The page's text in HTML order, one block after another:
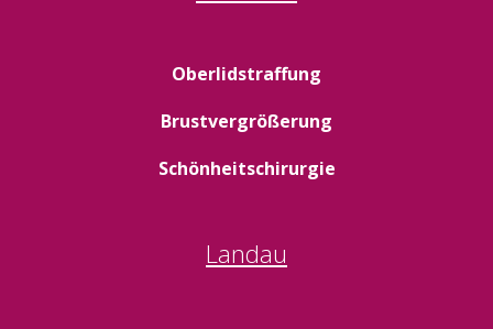
Oberlidstraffung
Brustvergrößerung
Schönheitschirurgie
Landau